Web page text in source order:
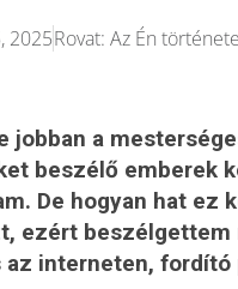
2025Rovat: Az Én
jobban a
beszélő emberek
De hogyan hat ez
ezért
az interneten,